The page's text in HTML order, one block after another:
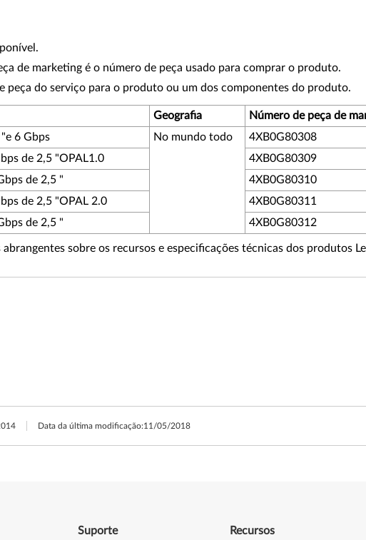
de marketing é o número de peça usado para comprar o produto.
peça do serviço para o produto ou um dos componentes do produto.
Geografia Número de peça de
6 Gbps
No mundo todo 4XB0G80308
de 2,5 "OPAL1.0
4XB0G80309
de 2,5 "
4XB0G80310
de 2,5 "OPAL 2.0
4XB0G80311
de 2,5 "
4XB0G80312
sobre os recursos e especificações técnicas dos produtos
Data da última modificação:11/05/2018
Suporte Recursos